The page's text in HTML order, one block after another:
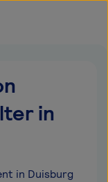
in
in Duisburg